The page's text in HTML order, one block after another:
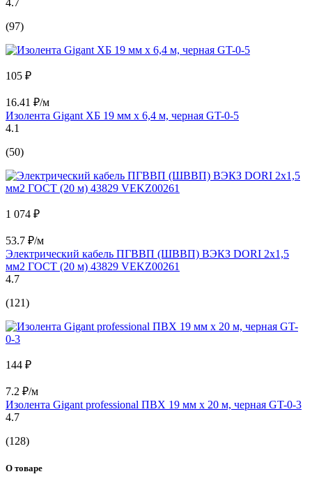
(97)
105 ₽
16.41 ₽/м
Изолента Gigant ХБ 19 мм х 6,4 м, черная GT-0-5
4.1
(50)
1 074 ₽
53.7 ₽/м
Электрический кабель ПГВВП (ШВВП) ВЭКЗ DORI 2x1,5
мм2 ГОСТ (20 м) 43829 VEKZ00261
4.7
(121)
144 ₽
7.2 ₽/м
Изолента Gigant professional ПВХ 19 мм х 20 м, черная GT-0-3
4.7
(128)
О товаре